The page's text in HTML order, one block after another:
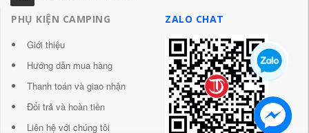
PHỤ KIỆN CAMPING
Giới thiệu
Hướng dẫn mua hàng
Thanh toán và giao nhận
Đổi trả và hoàn tiền
Liên hệ với chúng tôi
ZALO CHAT